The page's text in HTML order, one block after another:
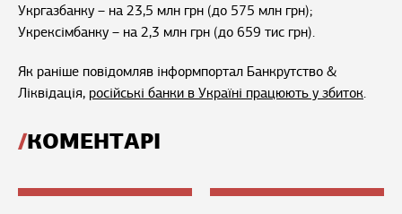
Укргазбанку – на 23,5 млн грн (до 575 млн грн);
Укрексімбанку – на 2,3 млн грн (до 659 тис грн).
Як раніше повідомляв інформпортал Банкрутство &
Ліквідація, російські банки в Україні працюють у збиток.
КОМЕНТАРІ